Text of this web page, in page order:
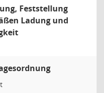
Feststellung
Ladung und